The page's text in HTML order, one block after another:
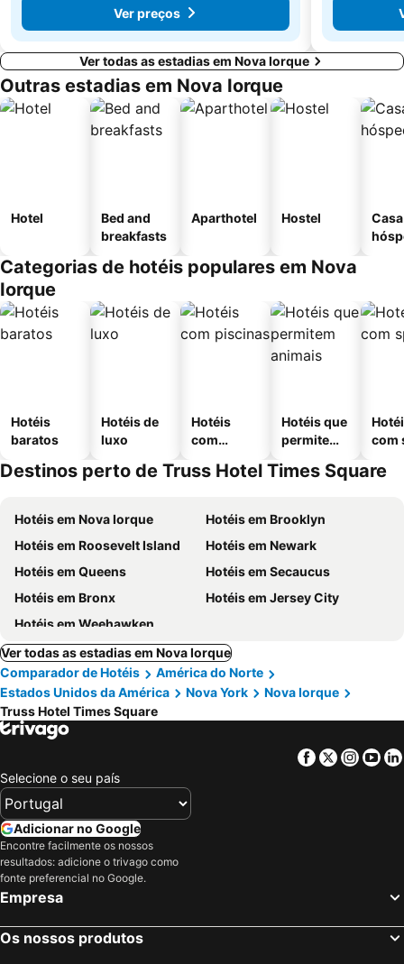
Ver preços
Ver todas as estadias em Nova Iorque
Outras estadias em Nova Iorque
Hotel
Bed and
breakfasts
Aparthotel Hostel
Categorias de hotéis populares em Nova
Iorque
Hotéis
baratos
Hotéis de
luxo
Hotéis
com
Hotéis que
permitem
com
Destinos perto de Truss Hotel Times Square
Hotéis em Nova Iorque
Hotéis em Brooklyn
Hotéis em Roosevelt Island
Hotéis em Newark
Hotéis em Queens
Hotéis em Secaucus
Hotéis em Bronx
Hotéis em Jersey City
Hotéis em Weehawken
Ver todas as estadias em Nova Iorque
Comparador de Hotéis
América do Norte
Estados Unidos da América
Nova York
Nova Iorque
Truss Hotel Times Square
Facebook
Twitter
Selecione o seu país
Adicionar no Google
Encontre facilmente os nossos
resultados: adicione o trivago como
fonte preferencial no Google.
Empresa
Os nossos produtos